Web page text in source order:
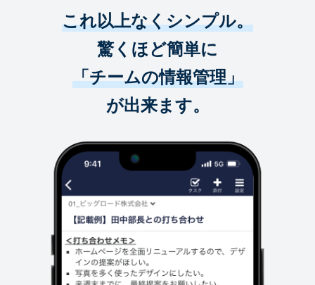
これ以上なくシンプル。
驚くほど簡単に
「チームの情報管理」
が出来ます。